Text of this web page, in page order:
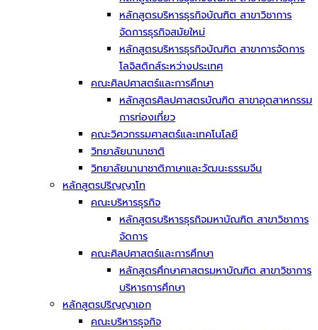
หลักสูตรบริหารธุรกิจบัณฑิต สาขาวิชาการ
จัดการธุรกิจสมัยใหม่
หลักสูตรบริหารธุรกิจบัณฑิต สาขาการจัดการ
โลจิสติกส์ระหว่างประเทศ
คณะศิลปศาสตร์และการศึกษา
หลักสูตรศิลปศาสตรบัณฑิต สาขาอุตสาหกรรม
การท่องเที่ยว
คณะวิศวกรรมศาสตร์และเทคโนโลยี
วิทยาลัยนานาชาติ
วิทยาลัยนานาชาติภาษาและวัฒนะธรรมจีน
หลักสูตรปริญญาโท
คณะบริหารธุรกิจ
หลักสูตรบริหารธุรกิจมหาบัณฑิต สาขาวิชาการ
จัดการ
คณะศิลปศาสตร์และการศึกษา
หลักสูตรศึกษาศาสตรมหาบัณฑิต สาขาวิชาการ
บริหารการศึกษา
หลักสูตรปริญญาเอก
คณะบริหารธุจกิจ